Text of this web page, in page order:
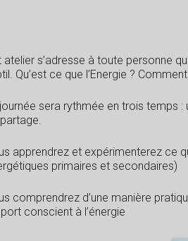
atelier s’adresse à toute personne
Qu’est ce que l’Energie ?
sera rythmée en trois temps
apprendrez et expérimenterez ce
primaires et secondaires)
comprendrez d’une manière
conscient à l’énergie